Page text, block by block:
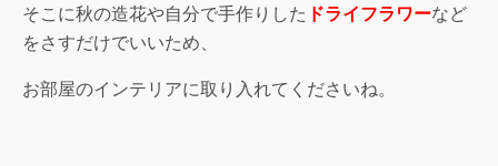
そこに秋の造花や自分で手作りした ドライフラワーなど
をさすだけでいいため、
お部屋のインテリアに取り入れてくださいね。